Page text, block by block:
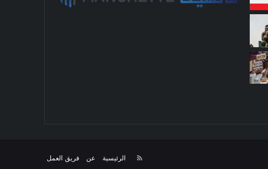
الرئيسية عن فريق العمل RSS